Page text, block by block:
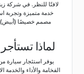
لافتًا للنظر. في شركة
خدمة متميزة
لماذا
يوفر استئجار سيارة
الفخامة والأداء